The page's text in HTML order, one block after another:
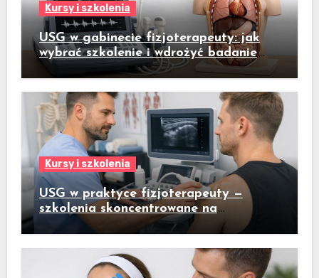
Kursy i szkolenia
USG w gabinecie fizjoterapeuty: jak
wybrać szkolenie i wdrożyć badanie
ultrasonograficzne do codziennej
praktyki
Kursy i szkolenia
USG w praktyce fizjoterapeuty —
szkolenia skoncentrowane na
praktycznym badaniu pacjenta